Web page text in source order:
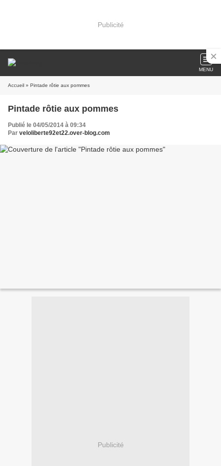
Publicité
MENU
Accueil » Pintade rôtie aux pommes
Pintade rôtie aux pommes
Publié le 04/05/2014 à 09:34
Par veloliberte92et22.over-blog.com
Publicité